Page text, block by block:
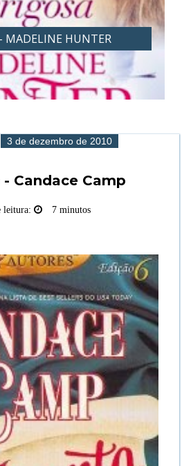
- MADELINE HUNTER
3 de dezembro de 2010
Candace Camp
leitura: 7 minutos